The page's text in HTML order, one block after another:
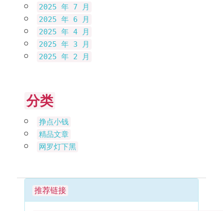
2025 年 7 月
2025 年 6 月
2025 年 4 月
2025 年 3 月
2025 年 2 月
分类
挣点小钱
精品文章
网罗灯下黑
推荐链接